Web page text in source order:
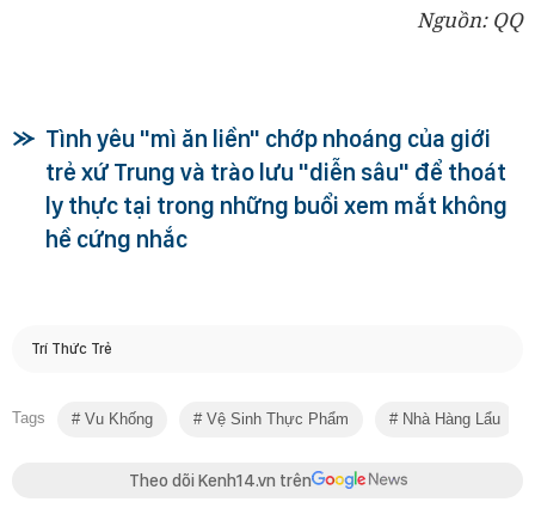
Nguồn: QQ
Tình yêu "mì ăn liền" chớp nhoáng của giới
trẻ xứ Trung và trào lưu "diễn sâu" để thoát
ly thực tại trong những buổi xem mắt không
hề cứng nhắc
Trí Thức Trẻ
Tags Vu Khống Vệ Sinh Thực Phẩm Nhà Hàng Lẩu
Theo dõi Kenh14.vn trên